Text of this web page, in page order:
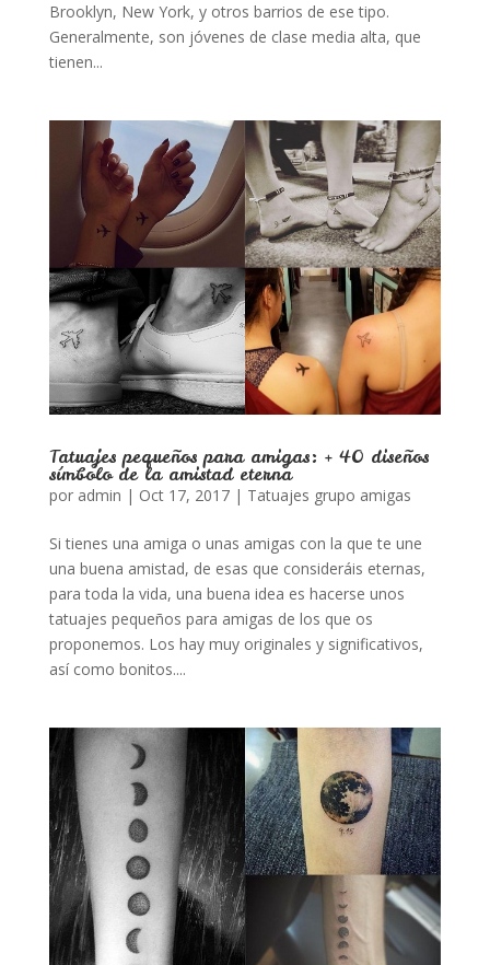
Brooklyn, New York, y otros barrios de ese tipo.
Generalmente, son jóvenes de clase media alta, que
tienen...
Tatuajes pequeños para amigas: + 40 diseños
símbolo de la amistad eterna
por admin | Oct 17, 2017| Tatuajes grupo amigas
Si tienes una amiga o unas amigas con la que te une
una buena amistad, de esas que consideráis eternas,
para toda la vida, una buena idea es hacerse unos
tatuajes pequeños para amigas de los que os
proponemos. Los hay muy originales y significativos,
así como bonitos....